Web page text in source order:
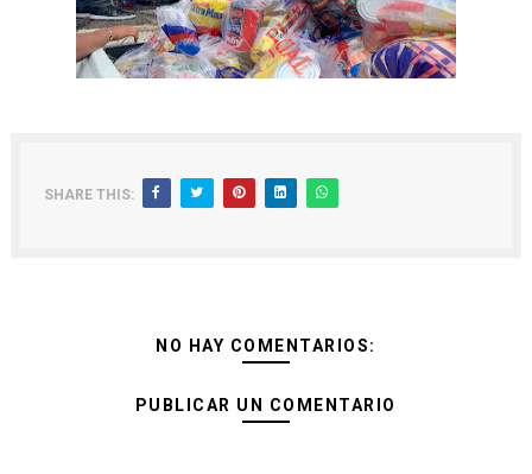
SHARE THIS:
NO HAY COMENTARIOS:
PUBLICAR UN COMENTARIO